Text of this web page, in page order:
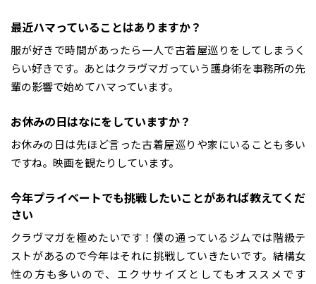
――最近ハマっていることはありますか？
服が好きで時間があったら一人で古着屋巡りをしてしまうく
らい好きです。あとはクラヴマガっていう護身術を事務所の先
輩の影響で始めてハマっています。
――お休みの日はなにをしていますか？
お休みの日は先ほど言った古着屋巡りや家にいることも多い
ですね。映画を観たりしています。
――今年プライベートでも挑戦したいことがあれば教えてくだ
さい
クラヴマガを極めたいです！僕の通っているジムでは階級テ
ストがあるので今年はそれに挑戦していきたいです。結構女
性の方も多いので、エクササイズとしてもオススメです